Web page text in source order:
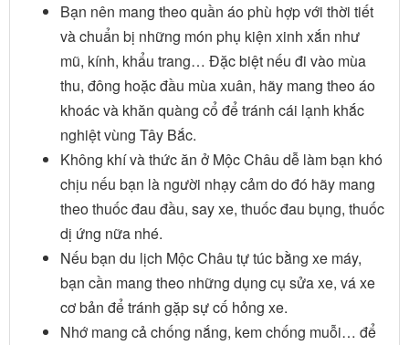
Bạn nên mang theo quần áo phù hợp với thời tiết
và chuẩn bị những món phụ kiện xinh xắn như
mũ, kính, khẩu trang… Đặc biệt nếu đi vào mùa
thu, đông hoặc đầu mùa xuân, hãy mang theo áo
khoác và khăn quàng cổ để tránh cái lạnh khắc
nghiệt vùng Tây Bắc.
Không khí và thức ăn ở Mộc Châu dễ làm bạn khó
chịu nếu bạn là người nhạy cảm do đó hãy mang
theo thuốc đau đầu, say xe, thuốc đau bụng, thuốc
dị ứng nữa nhé.
Nếu bạn du lịch Mộc Châu tự túc bằng xe máy,
bạn cần mang theo những dụng cụ sửa xe, vá xe
cơ bản để tránh gặp sự cố hỏng xe.
Nhớ mang cả chống nắng, kem chống muỗi… để